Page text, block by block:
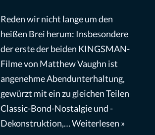
Reden wir nicht lange um den
heißen Brei herum: Insbesondere
der erste der beiden KINGSMAN-
Filme von Matthew Vaughn ist
angenehme Abendunterhaltung,
gewürzt mit ein zu gleichen Teilen
Classic-Bond-Nostalgie und -
Dekonstruktion,…Weiterlesen »